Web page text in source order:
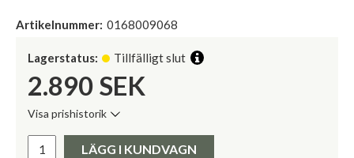
Artikelnummer: 0168009068
Lagerstatus: Tillfälligt slut
2.890 SEK
Visa prishistorik
Pris:
LÄGG I KUNDVAGN